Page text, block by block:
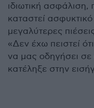
ιδιωτική
καταστεί
μεγαλύτερες
«Δεν έχω πειστεί
να μας οδηγήσει σε
κατέληξε στην